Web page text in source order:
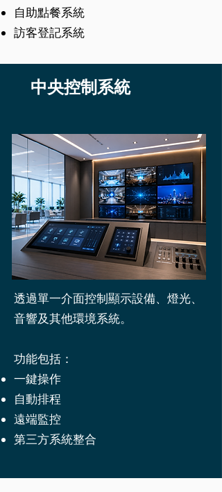
自助點餐系統
訪客登記系統
中央控制系統
透過單一介面控制顯示設備、燈光、
音響及其他環境系統。
功能包括：
一鍵操作
自動排程
遠端監控
第三方系統整合